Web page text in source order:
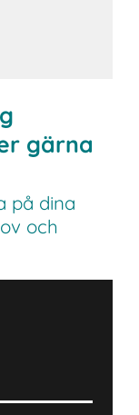
gärna
på dina
och